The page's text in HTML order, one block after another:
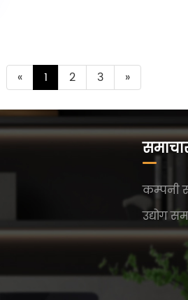
« 1 2 3 »
कम्पनी
उद्योग